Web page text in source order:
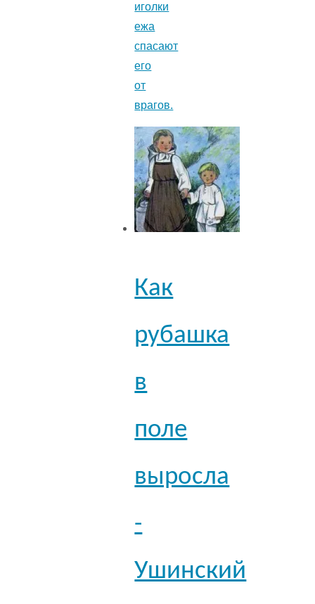
иголки
ежа
спасают
его
от
врагов.
Как
рубашка
в
поле
выросла
-
Ушинский